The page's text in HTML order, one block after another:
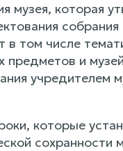
музея, которая
собрания
том числе
предметов и
учредителем
которые
сохранности